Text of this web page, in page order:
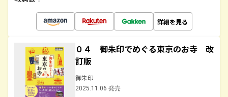
詳細を見る
０４ 御朱印でめぐる東京のお寺 改
訂版
御朱印
2025.11.06 発売